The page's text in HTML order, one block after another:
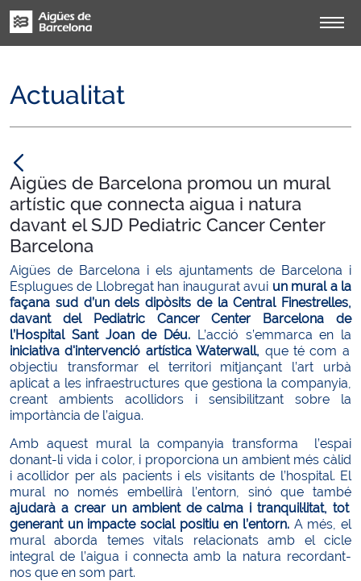
Actualitat
Aigües de Barcelona promou un mural
artístic que connecta aigua i natura
davant el SJD Pediatric Cancer Center
Barcelona
Aigües de Barcelona i els ajuntaments de Barcelona i
Esplugues de Llobregat han inaugurat avui un mural a la
façana sud d’un dels dipòsits de la Central Finestrelles,
davant del Pediatric Cancer Center Barcelona de
l’Hospital Sant Joan de Déu. L’acció s’emmarca en la
iniciativa d'intervenció artística Waterwall, que té com a
objectiu transformar el territori mitjançant l’art urbà
aplicat a les infraestructures que gestiona la companyia,
creant ambients acollidors i sensibilitzant sobre la
importància de l’aigua.
Amb aquest mural la companyia transforma l’espai
donant-li vida i color, i proporciona un ambient més càlid
i acollidor per als pacients i els visitants de l’hospital. El
mural no només embellirà l’entorn, sinó que també
ajudarà a crear un ambient de calma i tranquil·litat, tot
generant un impacte social positiu en l’entorn. A més, el
mural aborda temes vitals relacionats amb el cicle
integral de l’aigua i connecta amb la natura recordant-
nos que en som part.